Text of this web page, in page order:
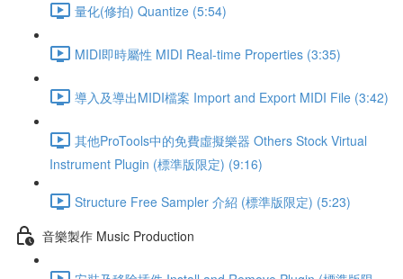
量化(修拍) Quantize (5:54)
MIDI即時屬性 MIDI Real-time Properties (3:35)
導入及導出MIDI檔案 Import and Export MIDI File (3:42)
其他ProTools中的免費虛擬樂器 Others Stock Virtual
Instrument Plugin (標準版限定) (9:16)
Structure Free Sampler 介紹 (標準版限定) (5:23)
音樂製作 Music Production